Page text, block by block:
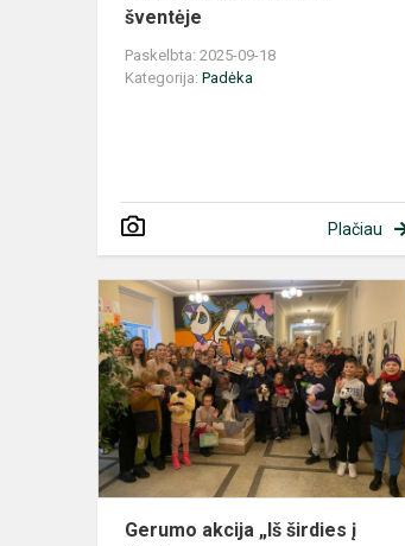
šventėje
Paskelbta: 2025-09-18
Kategorija: Padėka
Plačiau
Gerumo akcija „Iš širdies į